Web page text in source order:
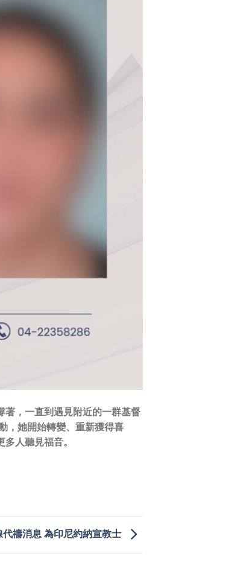
著，一直到遇見附近的一群基督
，她開始轉變、重新獲得喜
人聽見福音。
代禱消息 為印尼約納宣教士